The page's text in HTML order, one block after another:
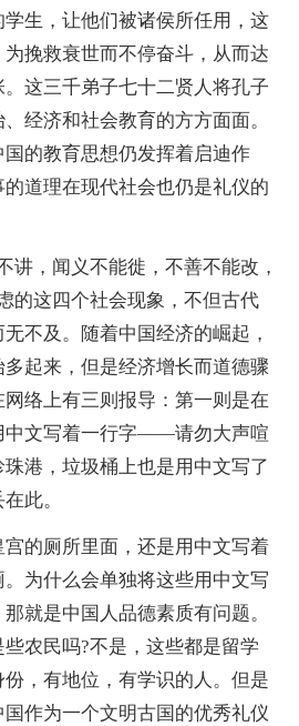
生，让他们被诸侯所任用，这
挽救衰世而不停奋斗，从而达
这三千弟子七十二贤人将孔子
经济和社会教育的方方面面。
的教育思想仍发挥着启迪作
道理在现代社会也仍是礼仪的
，闻义不能徙，不善不能改，
的这四个社会现象，不但古代
不及。随着中国经济的崛起，
起来，但是经济增长而道德骤
络上有三则报导：第一则是在
中文写着一行字——请勿大声喧
港，垃圾桶上也是用中文写了
此。
的厕所里面，还是用中文写着
为什么会单独将这些用中文写
就是中国人品德素质有问题。
农民吗?不是，这些都是留学
，有地位，有学识的人。但是
作为一个文明古国的优秀礼仪